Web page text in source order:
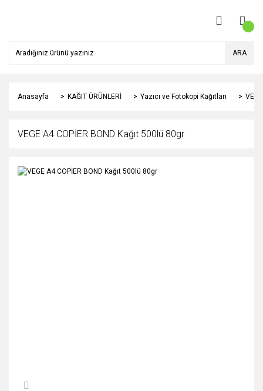
ARA
Anasayfa KAĞIT ÜRÜNLERİ Yazıcı ve Fotokopi Kağıtları
VEGE A4 COPİER BOND Kağıt 500lü 80gr